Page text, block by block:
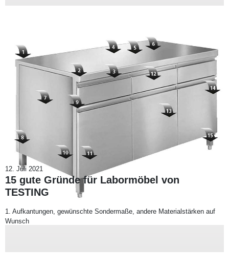
12. Juli 2021
15 gute Gründe für Labormöbel von
TESTING
1. Aufkantungen, gewünschte Sondermaße, andere Materialstärken auf
Wunsch